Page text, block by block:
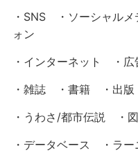
・SNS ・ソーシャル
ォン
・インターネット ・
・雑誌 ・書籍 ・出
・うわさ/都市伝説 ・
・データベース ・ラー